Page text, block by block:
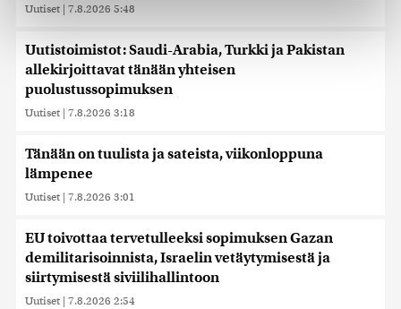
räätälöimiseen, sosiaalisen median ominaisuuksien
tukemiseen ja kävijämäärämme analysoimiseen. Lisäksi
jaamme sosiaalisen median, mainosalan ja analytiikka-
alan kumppaneillemme tietoja siitä, miten käytät
sivustoamme. Kumppanimme voivat yhdistää näitä
kerätty, kun olet käyttänyt heidän palvelujaan. Tietoja
saatetaan myös siirtää ulkomaille.
Uutiset | 7.8.2026 5:48
Uutistoimistot: Saudi-Arabia, Turkki ja Pakistan
allekirjoittavat tänään yhteisen
puolustussopimuksen
Uutiset | 7.8.2026 3:18
Tänään on tuulista ja sateista, viikonloppuna
lämpenee
Uutiset | 7.8.2026 3:01
EU toivottaa tervetulleeksi sopimuksen Gazan
demilitarisoinnista, Israelin vetäytymisestä ja
siirtymisestä siviilihallintoon
Uutiset | 7.8.2026 2:54